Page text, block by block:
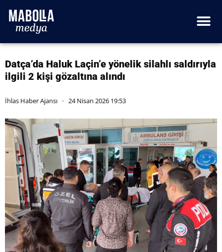
Datça’da Haluk Laçin’e yönelik silahlı saldırıyla
ilgili 2 kişi gözaltına alındı
İhlas Haber Ajansı 24 Nisan 2026 19:53